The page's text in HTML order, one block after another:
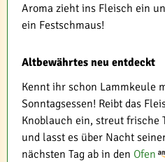
Aroma zieht ins Fleisch ein
ein Festschmaus!
Altbewährtes neu entdeckt
Kennt ihr schon Lammkeule
Sonntagsessen! Reibt das
Knoblauch ein, streut frische
und lasst es über Nacht
nächsten Tag ab in den Ofen